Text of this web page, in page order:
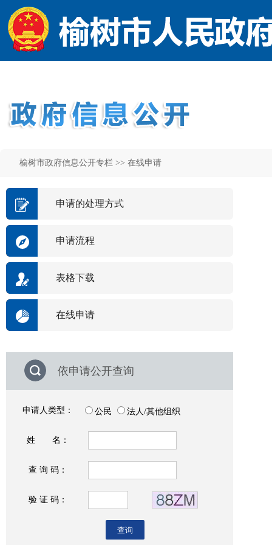
榆树市政府信息公开专栏 >> 在线申请
申请的处理方式
申请流程
表格下载
在线申请